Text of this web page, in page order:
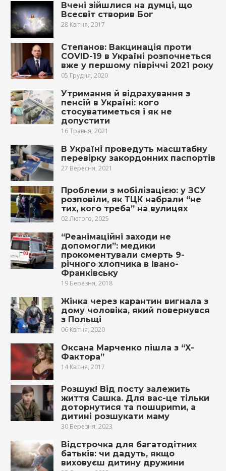
Вчені зійшлися на думці, що
Всесвіт створив Бог
28 Квітня, 2017
Степанов: Вакцинація проти
COVID-19 в Україні розпочнеться
вже у першому півріччі 2021 року
05 Грудня, 2020
Утримання й відрахування з
пенсій в Україні: кого
стосуватиметься і як не
допустити
16 Травня, 2021
В Україні проведуть масштабну
перевірку закордонних паспортів
27 Вересня, 2021
Проблеми з мобілізацією: у ЗСУ
розповіли, як ТЦК набрали “не
тих, кого треба” на вулицях
02 Лютого, 2025
“Реанiмацiйнi заходи не
допомогли”: мeдики
прокоментували cмeрть 9-
річного хлопчика в Івано-
Франківську
19 Березня, 2018
Жінка через карантин вигнала з
дому чоловіка, який повернувся
з Польщі
06 Квітня, 2020
Оксана Марченко пішла з “X-
Фактора”
14 Квітня, 2017
Розшук! Від посту залежить
життя Сашка. Для вас-це тільки
доторнутися та пошuриmи, а
дитині розшукати маму
30 Березня, 2023
Відстрочка для багатодітних
батьків: чи дадуть, якщо
виховуєш дитину дружини